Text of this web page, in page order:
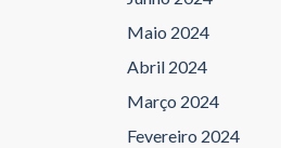
Maio 2024
Abril 2024
Março 2024
Fevereiro 2024